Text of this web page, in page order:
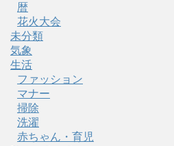
暦
花火大会
未分類
気象
生活
ファッション
マナー
掃除
洗濯
赤ちゃん・育児